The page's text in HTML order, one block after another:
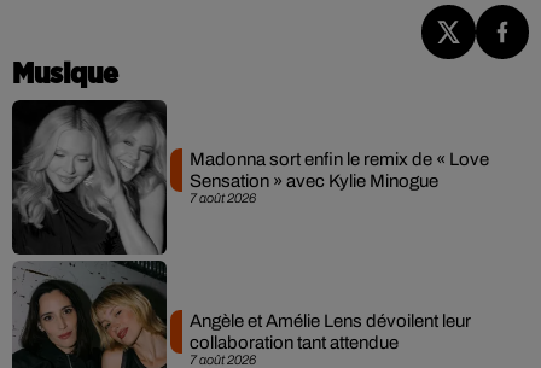
Musique
7 août 2026
Madonna sort enfin le remix de « Love
Sensation » avec Kylie Minogue
7 août 2026
Angèle et Amélie Lens dévoilent leur
collaboration tant attendue